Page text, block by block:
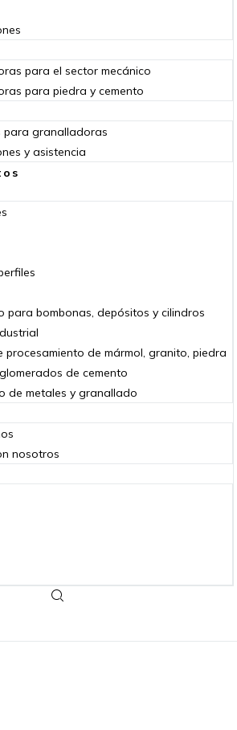
para el sector mecánico
para piedra y cemento
para granalladoras
y asistencia
para bombonas, depósitos y cilindros
procesamiento de mármol, granito, piedra
de cemento
de metales y granallado
nosotros